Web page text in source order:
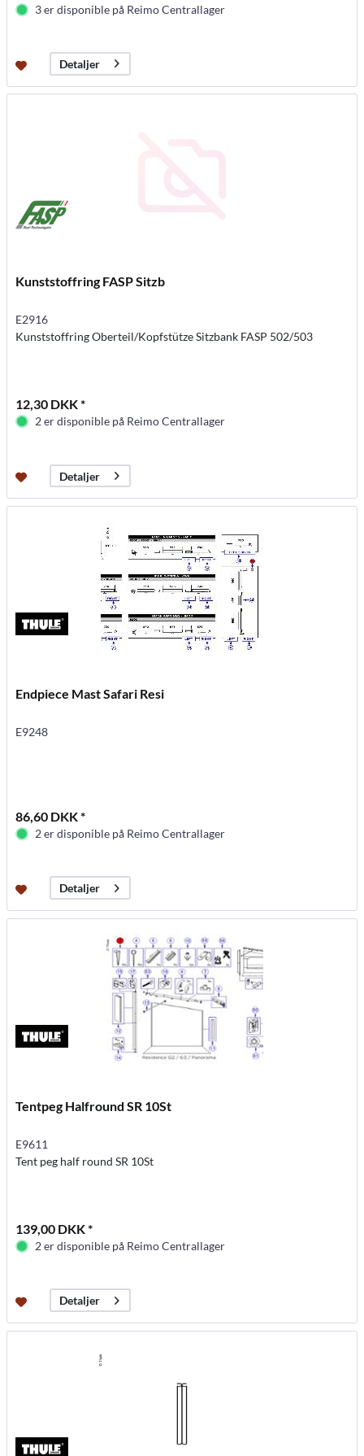
3 er disponible på Reimo Centrallager
Detaljer
Kunststoffring FASP Sitzb
E2916
Kunststoffring Oberteil/Kopfstütze Sitzbank FASP 502/503
12,30 DKK *
2 er disponible på Reimo Centrallager
Detaljer
Endpiece Mast Safari Resi
E9248
86,60 DKK *
2 er disponible på Reimo Centrallager
Detaljer
Tentpeg Halfround SR 10St
E9611
Tent peg half round SR 10St
139,00 DKK *
2 er disponible på Reimo Centrallager
Detaljer